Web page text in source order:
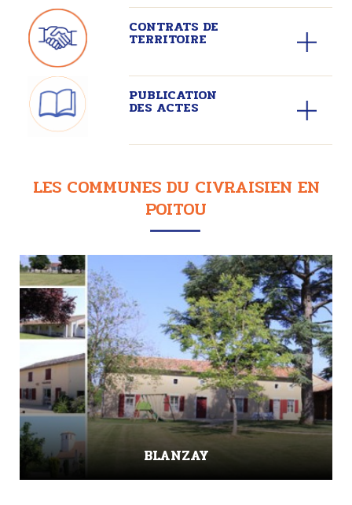
CONTRATS DE
TERRITOIRE
PUBLICATION
DES ACTES
LES COMMUNES DU CIVRAISIEN EN
POITOU
BLANZAY